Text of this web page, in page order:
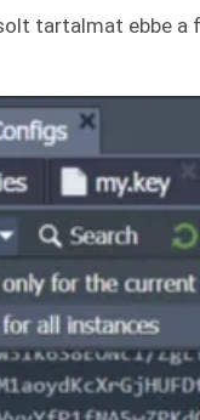
tartalmat ebbe